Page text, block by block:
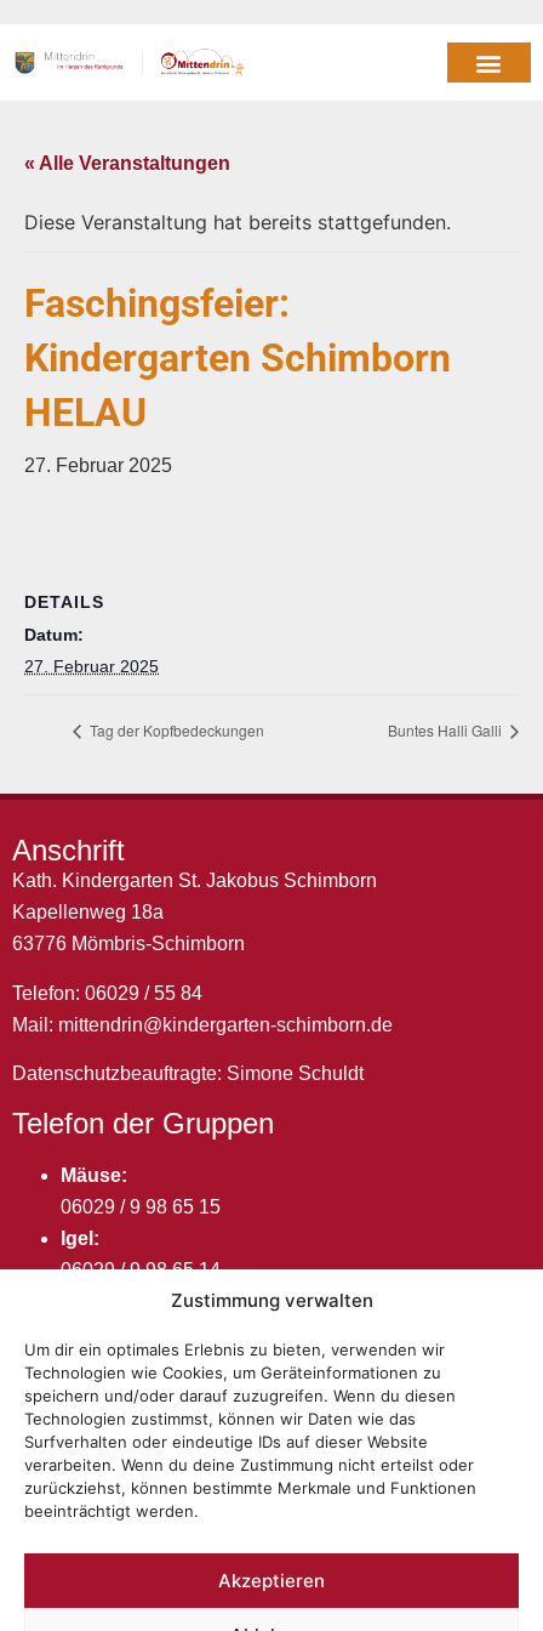
Zustimmung verwalten
Um dir ein optimales Erlebnis zu bieten, verwenden wir
Technologien wie Cookies, um Geräteinformationen zu
speichern und/oder darauf zuzugreifen. Wenn du diesen
Technologien zustimmst, können wir Daten wie das
Surfverhalten oder eindeutige IDs auf dieser Website
verarbeiten. Wenn du deine Zustimmung nicht erteilst oder
zurückziehst, können bestimmte Merkmale und Funktionen
beeinträchtigt werden.
Akzeptieren
« Alle Veranstaltungen
Diese Veranstaltung hat bereits stattgefunden.
Faschingsfeier:
Kindergarten Schimborn
HELAU
27. Februar 2025
DETAILS
Datum:
27. Februar 2025
Tag der Kopfbedeckungen Buntes Halli Galli
Anschrift
Kath. Kindergarten St. Jakobus Schimborn
Kapellenweg 18a
63776 Mömbris-Schimborn
Telefon: 06029 / 55 84
Mail: mittendrin@kindergarten-schimborn.de
Datenschutzbeauftragte: Simone Schuldt
Telefon der Gruppen
Mäuse:
06029 / 9 98 65 15
Igel:
06029 / 9 98 65 14
Öffnungszeiten
Montag bis Freitag:
7:00 – 16:00 Uhr